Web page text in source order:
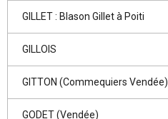
GILLET : Blason Gillet à Poiti
GILLOIS
GITTON (Commequiers Vendée)
GODET (Vendée)